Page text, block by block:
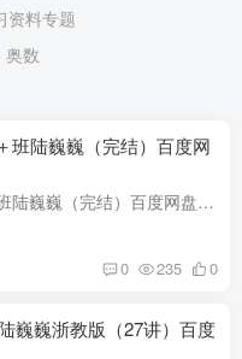
资料专题
奥数
班陆巍巍（完结）百度网
学而思2021年高三生物秋季目标A＋班陆巍巍（完结）百度网盘分享，本课程由58映象学堂资源网收集整理。学而思2021年高三生物秋季目标A＋班陆巍巍，完结版百度网盘高考生物复习课程34.5G高清视频...
0 235 0
巍巍浙教版（27讲）百度